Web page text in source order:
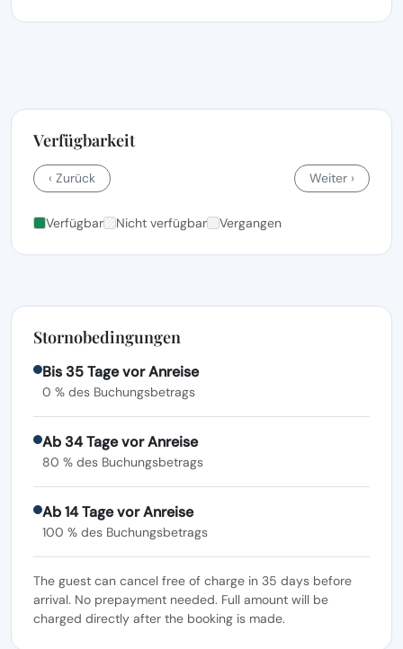
Verfügbarkeit
‹ Zurück Weiter ›
Verfügbar Nicht verfügbar Vergangen
Stornobedingungen
Bis 35 Tage vor Anreise
0 % des Buchungsbetrags
Ab 34 Tage vor Anreise
80 % des Buchungsbetrags
Ab 14 Tage vor Anreise
100 % des Buchungsbetrags
The guest can cancel free of charge in 35 days before
arrival. No prepayment needed. Full amount will be
charged directly after the booking is made.